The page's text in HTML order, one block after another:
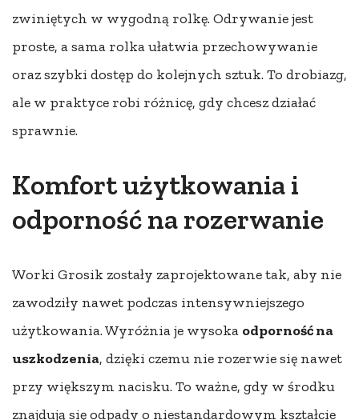
zwiniętych w wygodną rolkę. Odrywanie jest
proste, a sama rolka ułatwia przechowywanie
oraz szybki dostęp do kolejnych sztuk. To drobiazg,
ale w praktyce robi różnicę, gdy chcesz działać
sprawnie.
Komfort użytkowania i
odporność na rozerwanie
Worki Grosik zostały zaprojektowane tak, aby nie
zawodziły nawet podczas intensywniejszego
użytkowania. Wyróżnia je wysoka odporność na
uszkodzenia, dzięki czemu nie rozerwie się nawet
przy większym nacisku. To ważne, gdy w środku
znajdują się odpady o niestandardowym kształcie